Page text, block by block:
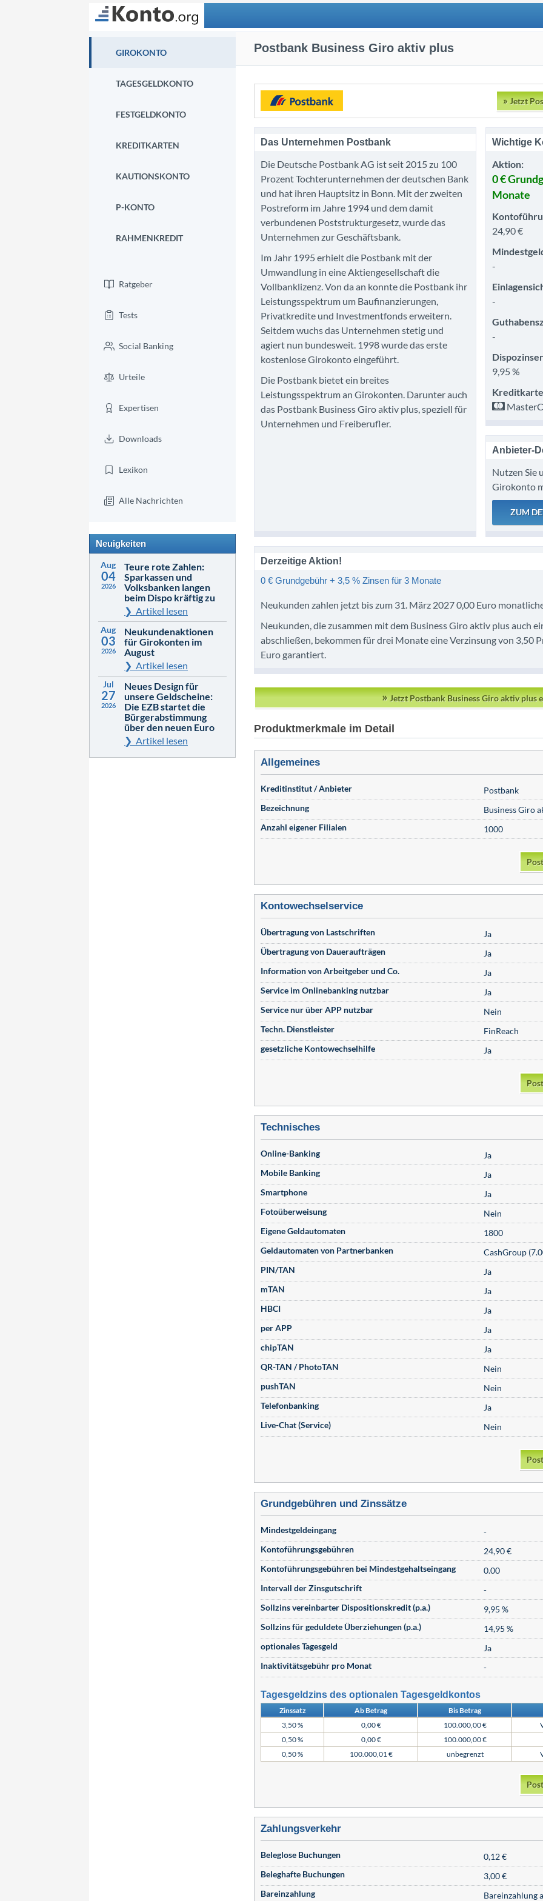
Suchen
Postbank Business Giro aktiv plus
»Jetzt
Das Unternehmen Postbank
Die Deutsche Postbank AG ist seit 2015 zu 100
Prozent Tochterunternehmen der deutschen Bank
und hat ihren Hauptsitz in Bonn. Mit der zweiten
Postreform im Jahre 1994 und dem damit
verbundenen Poststrukturgesetz, wurde das
Unternehmen zur Geschäftsbank.
Im Jahr 1995 erhielt die Postbank mit der
Umwandlung in eine Aktiengesellschaft die
Vollbanklizenz. Von da an konnte die Postbank ihr
Leistungsspektrum um Baufinanzierungen,
Privatkredite und Investmentfonds erweitern.
Seitdem wuchs das Unternehmen stetig und
agiert nun bundesweit. 1998 wurde das erste
kostenlose Girokonto eingeführt.
Die Postbank bietet ein breites
Leistungsspektrum an Girokonten. Darunter auch
das Postbank Business Giro aktiv plus, speziell für
Unternehmen und Freiberufler.
Wichtige
Aktion:
0 €
Monate
24,90 €
-
-
-
9,95 %
Anbieter-
Nutzen Sie
Girokonto
Derzeitige Aktion!
0 € Grundgebühr + 3,5 % Zinsen für 3 Monate
Neukunden zahlen jetzt bis zum 31. März 2027 0,00 Euro
Neukunden, die zusammen mit dem Business Giro aktiv plus auch
abschließen, bekommen für drei Monate eine Verzinsung von 3,50
Euro garantiert.
» Jetzt Postbank Business Giro aktiv plus
Produktmerkmale im Detail
Allgemeines
Kreditinstitut / Anbieter
Postbank
Bezeichnung
Business Giro
Anzahl eigener Filialen
1000
Kontowechselservice
Übertragung von Lastschriften
Ja
Übertragung von Daueraufträgen
Ja
Information von Arbeitgeber und Co.
Ja
Service im Onlinebanking nutzbar
Ja
Service nur über APP nutzbar
Nein
Techn. Dienstleister
FinReach
gesetzliche Kontowechselhilfe
Ja
Technisches
Online-Banking
Ja
Mobile Banking
Ja
Smartphone
Ja
Fotoüberweisung
Nein
Eigene Geldautomaten
1800
Geldautomaten von Partnerbanken
CashGroup
PIN/TAN
Ja
mTAN
Ja
HBCI
Ja
per APP
Ja
chipTAN
Ja
QR-TAN / PhotoTAN
Nein
pushTAN
Nein
Telefonbanking
Ja
Live-Chat (Service)
Nein
Grundgebühren und Zinssätze
Mindestgeldeingang
-
Kontoführungsgebühren
24,90 €
Kontoführungsgebühren bei Mindestgehaltseingang
0.00
Intervall der Zinsgutschrift
-
Sollzins vereinbarter Dispositionskredit (p.a.)
9,95 %
Sollzins für geduldete Überziehungen (p.a.)
14,95 %
optionales Tagesgeld
Ja
Inaktivitätsgebühr pro Monat
-
Tagesgeldzins des optionalen Tagesgeldkontos
Zinssatz Ab Betrag
Bis Betrag
3,50 %
0,00 € 100.000,00 €
0,50 %
0,00 €
100.000,00 €
0,50 %
100.000,01 € unbegrenzt
Zahlungsverkehr
Beleglose Buchungen
0,12 €
Beleghafte Buchungen
3,00 €
Bareinzahlung
Bareinzahlung
GIROKONTO
TAGESGELDKONTO
FESTGELDKONTO
KREDITKARTEN
KAUTIONSKONTO
P-KONTO
RAHMENKREDIT
Ratgeber
Tests
Social Banking
Urteile
Expertisen
Downloads
Lexikon
Alle Nachrichten
Neuigkeiten
Teure rote Zahlen:
Sparkassen und
Volksbanken langen
beim Dispo kräftig zu
Artikel lesen
Aug
04
2026
Neukundenaktionen
für Girokonten im
August
Artikel lesen
Aug
03
2026
Neues Design für
unsere Geldscheine:
Die EZB startet die
Bürgerabstimmung
über den neuen Euro
Artikel lesen
Jul
27
2026